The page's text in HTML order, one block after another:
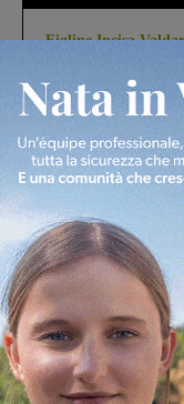
Figline Incisa
Piscina di
Pnrr, il gruppo
ringraziamento
Cronaca 4 Agosto
Un anno fa la
Gianni, Giulia
processo, lo
Cronaca 3 Agosto
Scomparso da
Fiorentino
Levane nel 2020